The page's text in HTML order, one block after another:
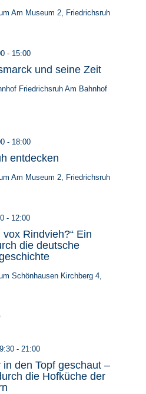
Am Museum 2, Friedrichsruh
und seine Zeit
- 15:00
FriedrichsruhAm Bahnhof
entdecken
- 18:00
Am Museum 2, Friedrichsruh
vox Rindvieh?“ Ein
die deutsche
- 12:00
Schönhausen Kirchberg 4,
in den Topf geschaut –
die Hofküche der
-21:00